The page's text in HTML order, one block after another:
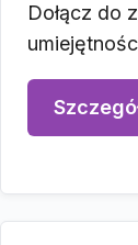
Dołącz do